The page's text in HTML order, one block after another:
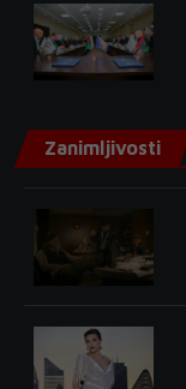
Zanimljivosti